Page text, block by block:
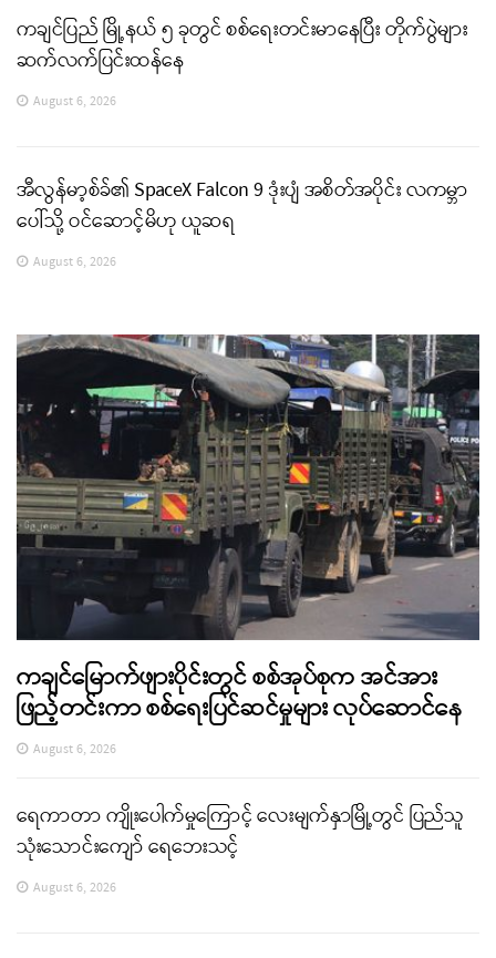
ကချင်ပြည် မြို့နယ် ၅ ခုတွင် စစ်ရေးတင်းမာနေပြီး တိုက်ပွဲများ
ဆက်လက်ပြင်းထန်နေ
August 6, 2026
အီလွန်မာ့စ်ခ်၏ SpaceX Falcon 9 ဒုံးပျံ အစိတ်အပိုင်း လကမ္ဘာ
ပေါ်သို့ ဝင်ဆောင့်မိဟု ယူဆရ
August 6, 2026
ကချင်မြောက်ဖျားပိုင်းတွင် စစ်အုပ်စုက အင်အား
ဖြည့်တင်းကာ စစ်ရေးပြင်ဆင်မှုများ လုပ်ဆောင်နေ
August 6, 2026
ရေကာတာ ကျိုးပေါက်မှုကြောင့် လေးမျက်နှာမြို့တွင် ပြည်သူ
သုံးသောင်းကျော် ရေဘေးသင့်
August 6, 2026